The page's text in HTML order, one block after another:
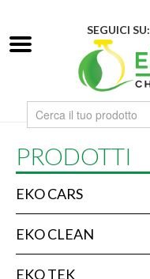
SEGUICI SU:
PRODOTTI
EKO CARS
EKO CLEAN
EKO TEK